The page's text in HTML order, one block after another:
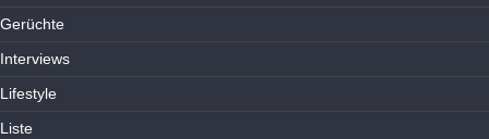
Gerüchte
Interviews
Lifestyle
Liste